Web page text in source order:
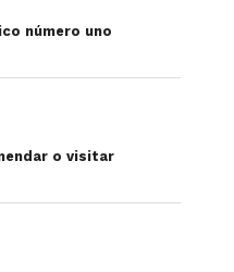
número uno
o visitar